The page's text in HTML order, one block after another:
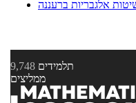
אלגבריות ברעננה
9,748 תלמידים
ממליצים